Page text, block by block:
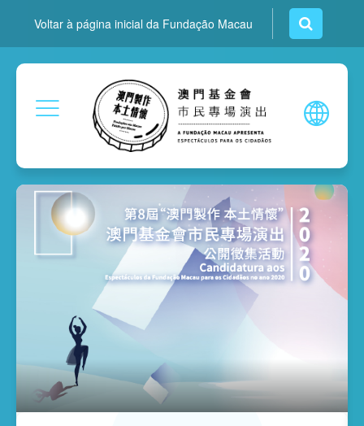
Voltar à página inicial da Fundação Macau